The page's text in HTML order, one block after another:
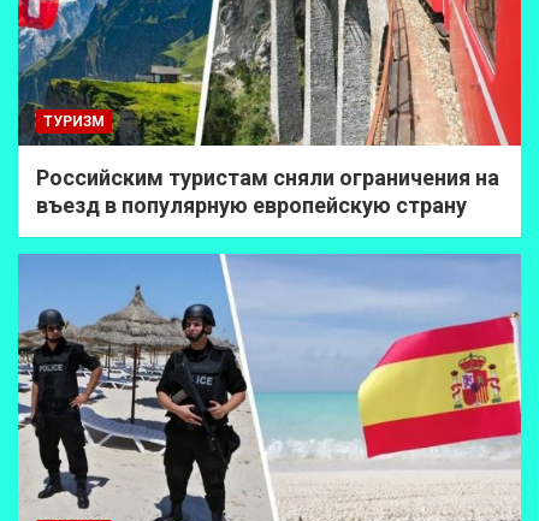
ТУРИЗМ
Российским туристам сняли ограничения на
въезд в популярную европейскую страну